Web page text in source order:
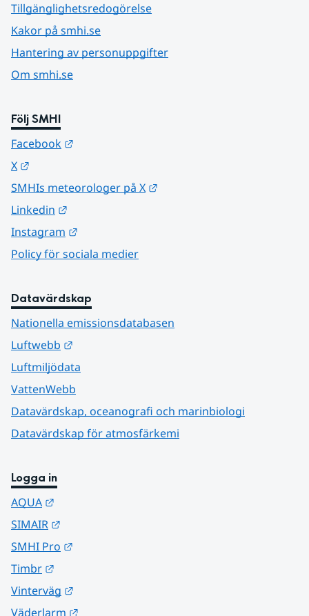
Tillgänglighetsredogörelse
Kakor på smhi.se
Hantering av personuppgifter
Om smhi.se
Följ SMHI
Facebook
X
SMHIs meteorologer på X
Linkedin
Instagram
Policy för sociala medier
Datavärdskap
Nationella emissionsdatabasen
Luftwebb
Luftmiljödata
VattenWebb
Datavärdskap, oceanografi och marinbiologi
Datavärdskap för atmosfärkemi
Logga in
AQUA
SIMAIR
SMHI Pro
Timbr
Vinterväg
Väderlarm